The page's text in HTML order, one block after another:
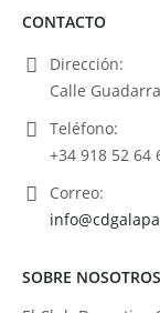
CONTACTO
Dirección:
Calle
Teléfono:
+34 918 52 64
Correo:
SOBRE NOSOTROS